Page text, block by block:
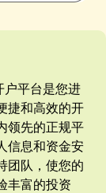
户平台是您进
捷和高效的开
领先的正规平
信息和资金安
团队，使您的
丰富的投资